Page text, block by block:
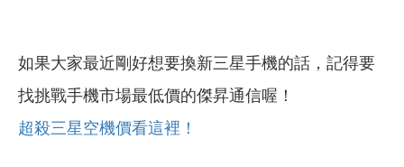
如果大家最近剛好想要換新三星手機的話，記得要
找挑戰手機市場最低價的傑昇通信喔！
超殺三星空機價看這裡！